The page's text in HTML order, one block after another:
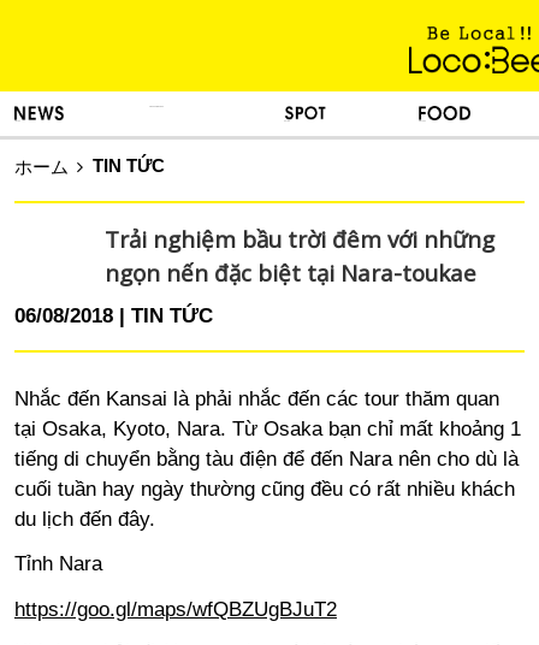
ホーム TIN TỨC
Trải nghiệm bầu trời đêm với những
ngọn nến đặc biệt tại Nara-toukae
06/08/2018 TIN TỨC
Nhắc đến Kansai là phải nhắc đến các tour thăm quan
tại Osaka, Kyoto, Nara. Từ Osaka bạn chỉ mất khoảng 1
tiếng di chuyển bằng tàu điện để đến Nara nên cho dù là
cuối tuần hay ngày thường cũng đều có rất nhiều khách
du lịch đến đây.
Tỉnh Nara
https://goo.gl/maps/wfQBZUgBJuT2